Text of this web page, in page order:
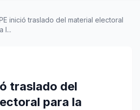
inició traslado del material electoral
l...
traslado del
para la